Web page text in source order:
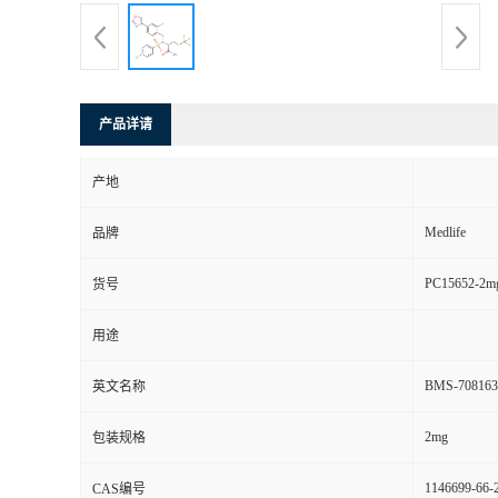
产品详请
产地
品牌 Medlife
货号 PC15652-
用途
英文名称 BMS-
包装规格 2mg
CAS编号 1146699-66-